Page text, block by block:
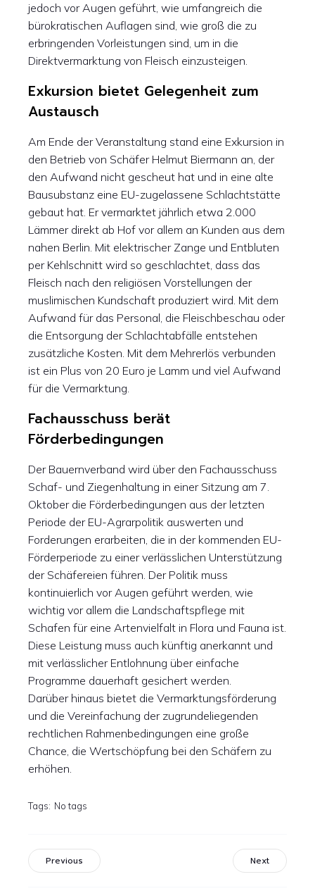
jedoch vor Augen geführt, wie umfangreich die
bürokratischen Auflagen sind, wie groß die zu
erbringenden Vorleistungen sind, um in die
Direktvermarktung von Fleisch einzusteigen.
Exkursion bietet Gelegenheit zum
Austausch
Am Ende der Veranstaltung stand eine Exkursion in
den Betrieb von Schäfer Helmut Biermann an, der
den Aufwand nicht gescheut hat und in eine alte
Bausubstanz eine EU-zugelassene Schlachtstätte
gebaut hat. Er vermarktet jährlich etwa 2.000
Lämmer direkt ab Hof vor allem an Kunden aus dem
nahen Berlin. Mit elektrischer Zange und Entbluten
per Kehlschnitt wird so geschlachtet, dass das
Fleisch nach den religiösen Vorstellungen der
muslimischen Kundschaft produziert wird. Mit dem
Aufwand für das Personal, die Fleischbeschau oder
die Entsorgung der Schlachtabfälle entstehen
zusätzliche Kosten. Mit dem Mehrerlös verbunden
ist ein Plus von 20 Euro je Lamm und viel Aufwand
für die Vermarktung.
Fachausschuss berät
Förderbedingungen
Der Bauernverband wird über den Fachausschuss
Schaf- und Ziegenhaltung in einer Sitzung am 7.
Oktober die Förderbedingungen aus der letzten
Periode der EU-Agrarpolitik auswerten und
Forderungen erarbeiten, die in der kommenden EU-
Förderperiode zu einer verlässlichen Unterstützung
der Schäfereien führen. Der Politik muss
kontinuierlich vor Augen geführt werden, wie
wichtig vor allem die Landschaftspflege mit
Schafen für eine Artenvielfalt in Flora und Fauna ist.
Diese Leistung muss auch künftig anerkannt und
mit verlässlicher Entlohnung über einfache
Programme dauerhaft gesichert werden.
Darüber hinaus bietet die Vermarktungsförderung
und die Vereinfachung der zugrundeliegenden
rechtlichen Rahmenbedingungen eine große
Chance, die Wertschöpfung bei den Schäfern zu
erhöhen.
Tags: No tags
Previous Next